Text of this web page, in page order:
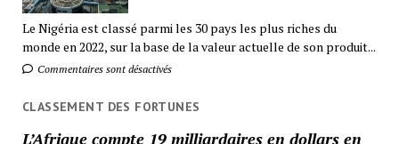
Le Nigéria est classé parmi les 30 pays les plus riches du
monde en 2022, sur la base de la valeur actuelle de son produit...
Commentaires sont désactivés
CLASSEMENT DES FORTUNES
L’Afrique compte 19 milliardaires en dollars en